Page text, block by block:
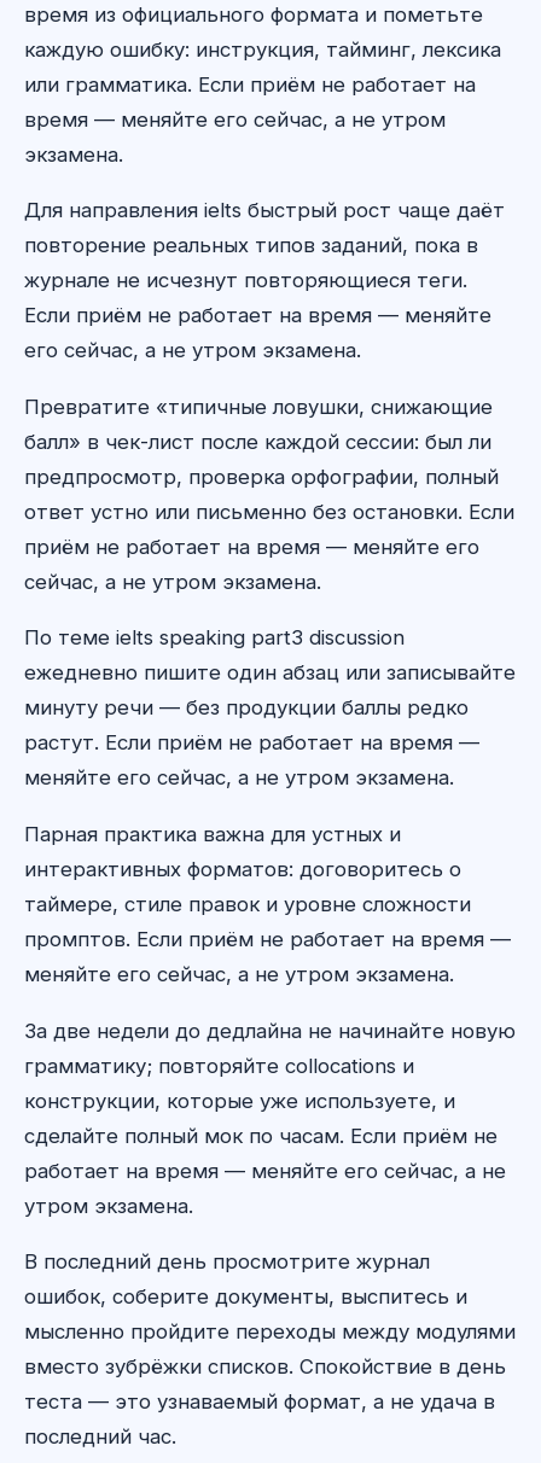
время из официального формата и пометьте
каждую ошибку: инструкция, тайминг, лексика
или грамматика. Если приём не работает на
время — меняйте его сейчас, а не утром
экзамена.
Для направления ielts быстрый рост чаще даёт
повторение реальных типов заданий, пока в
журнале не исчезнут повторяющиеся теги.
Если приём не работает на время — меняйте
его сейчас, а не утром экзамена.
Превратите «типичные ловушки, снижающие
балл» в чек-лист после каждой сессии: был ли
предпросмотр, проверка орфографии, полный
ответ устно или письменно без остановки. Если
приём не работает на время — меняйте его
сейчас, а не утром экзамена.
По теме ielts speaking part3 discussion
ежедневно пишите один абзац или записывайте
минуту речи — без продукции баллы редко
растут. Если приём не работает на время —
меняйте его сейчас, а не утром экзамена.
Парная практика важна для устных и
интерактивных форматов: договоритесь о
таймере, стиле правок и уровне сложности
промптов. Если приём не работает на время —
меняйте его сейчас, а не утром экзамена.
За две недели до дедлайна не начинайте новую
грамматику; повторяйте collocations и
конструкции, которые уже используете, и
сделайте полный мок по часам. Если приём не
работает на время — меняйте его сейчас, а не
утром экзамена.
В последний день просмотрите журнал
ошибок, соберите документы, выспитесь и
мысленно пройдите переходы между модулями
вместо зубрёжки списков. Спокойствие в день
теста — это узнаваемый формат, а не удача в
последний час.